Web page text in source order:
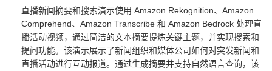
直播新闻摘要和搜索演示使用 Amazon Rekognition、Amazon
Comprehend、Amazon Transcribe 和 Amazon Bedrock 处理直
播活动视频，通过简洁的文本摘要提炼关键主题，并实现搜索和
提问功能。该演示展示了新闻组织和媒体公司如何对突发新闻和
直播活动进行互动报道。通过生成摘要并支持自然语言查询，该